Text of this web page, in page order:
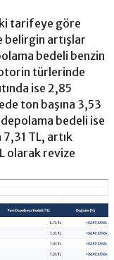
tarifeye göre
belirgin artışlar
bedeli benzin
türlerinde
ise 2,85
ton başına 3,53
depolama bedeli ise
7,31 TL, artık
olarak revize